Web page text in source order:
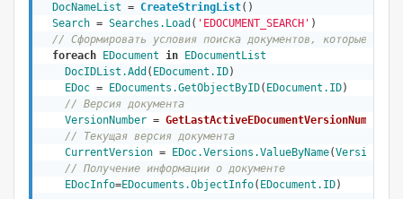
DocNameList = CreateStringList()
Search = Searches .Load ( 'EDOCUMENT_SEARCH'
// Сформировать условия поиска документов, которые
foreach
EDocument in
EDocumentList
DocIDList.Add ( EDocument.ID)
EDoc = EDocuments .GetObjectByID( EDocument.ID)
// Версия документа
VersionNumber = GetLastActiveEDocumentVersionNum
// Текущая версия документа
CurrentVersion = EDoc.Versions.ValueByName(
// Получение информации о документе
EDocInfo=EDocuments .ObjectInfo( EDocument.ID)